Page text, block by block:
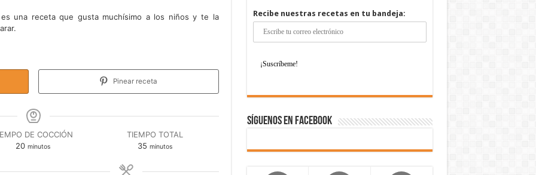
una receta que gusta muchísimo a los niños y te la
Pinear receta
DE COCCIÓN
20minutos
minutos
TIEMPO TOTAL
35minutos
minutos
Recibe nuestras recetas en tu bandeja:
Síguenos en Facebook